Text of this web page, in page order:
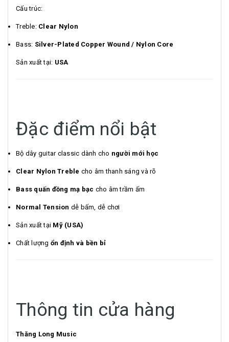
Cấu trúc:
Treble: Clear Nylon
Bass: Silver-Plated Copper Wound / Nylon Core
Sản xuất tại: USA
Đặc điểm nổi bật
Bộ dây guitar classic dành cho người mới học
Clear Nylon Treble cho âm thanh sáng và rõ
Bass quấn đồng mạ bạc cho âm trầm ấm
Normal Tension dễ bấm, dễ chơi
Sản xuất tại Mỹ (USA)
Chất lượng ổn định và bền bỉ
Thông tin cửa hàng
Thăng Long Music